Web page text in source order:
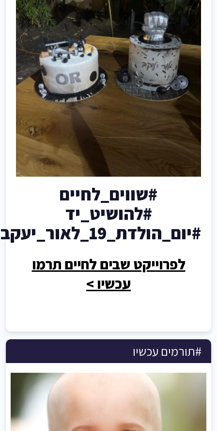
#שווים_לחיים
#להושיט_יד
#יום_הולדת_19_לאור_יעקב
לפרוייקט שבים לחיים תרמו
עכשיו >
#תורמים עכשיו